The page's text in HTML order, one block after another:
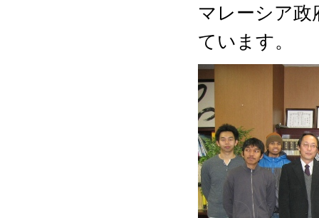
マレーシア政
ています。